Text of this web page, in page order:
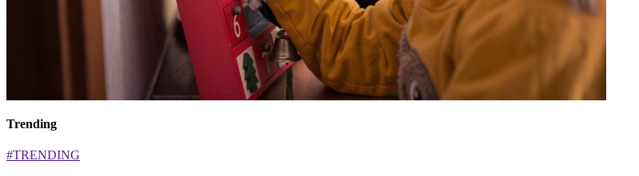
Trending
#TRENDING